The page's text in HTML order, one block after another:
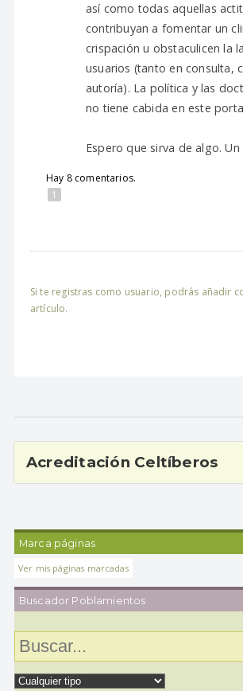
así como todas aquellas
contribuyan a fomentar un
crispación u obstaculicen la
usuarios (tanto en consulta,
autoría). La política y las
no tiene cabida en este
Espero que sirva de algo. Un
Hay 8 comentarios.
1
Si te registras como usuario, podrás añadir
artículo.
Acreditación Celtíberos
Marca páginas
Ver mis páginas marcadas
Buscador Poblamientos